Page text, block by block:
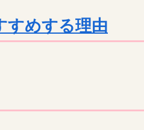
すめする理由